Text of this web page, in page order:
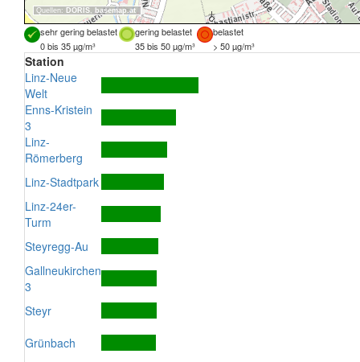
Quellen: DORIS, basemap.at
sehr gering belastet gering belastet
belastet
0 bis 35 µg/m³
35 bis 50 µg/m³ > 50 µg/m³
Station
Linz-Neue
Welt
Enns-Kristein
3
Linz-
Römerberg
Linz-Stadtpark
Linz-24er-
Turm
Steyregg-Au
Gallneukirchen
3
Steyr
Grünbach